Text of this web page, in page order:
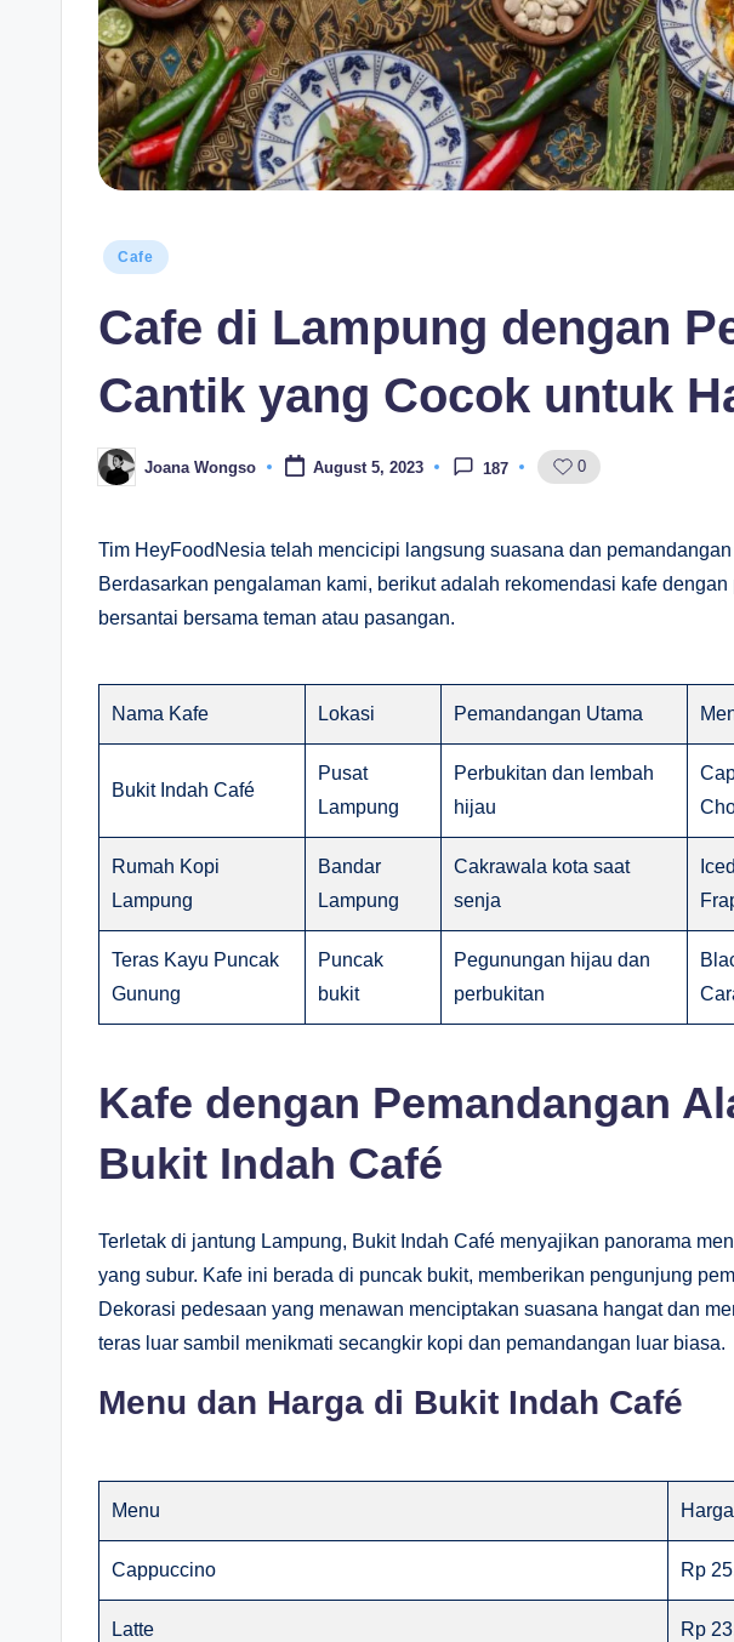
Posted
Cafe
Cafe di Lampung dengan
Cantik yang Cocok untuk
Posted
by
Joana Wongso August 5, 2023 187 0
Tim HeyFoodNesia telah mencicipi langsung suasana dan
Berdasarkan pengalaman kami, berikut adalah rekomendasi kafe
bersantai bersama teman atau pasangan.
Nama Kafe Lokasi Pemandangan Utama
Bukit Indah Café
Pusat
Lampung
Perbukitan dan lembah
hijau
Rumah Kopi
Lampung
Bandar
Lampung
Cakrawala kota saat
senja
Teras Kayu Puncak
Gunung
Puncak
bukit
Pegunungan hijau dan
perbukitan
Kafe dengan Pemandangan
Bukit Indah Café
Terletak di jantung Lampung, Bukit Indah Café menyajikan panorama
yang subur. Kafe ini berada di puncak bukit, memberikan pengunjung
Dekorasi pedesaan yang menawan menciptakan suasana hangat dan
teras luar sambil menikmati secangkir kopi dan pemandangan luar biasa.
Menu dan Harga di Bukit Indah Café
Menu Harga
Cappuccino Rp
Latte Rp